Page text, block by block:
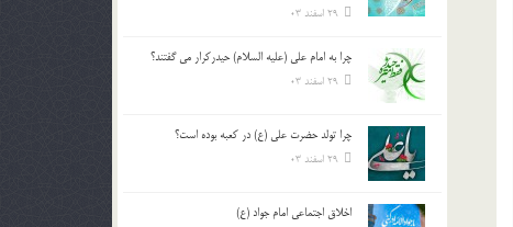
29 اسفند 03
چرا به امام علی (علیه السلام) حیدرکرار می گفتند؟
29 اسفند 03
چرا تولد حضرت علی (ع) در کعبه بوده است؟
29 اسفند 03
اخلاق اجتماعی امام جواد (ع)